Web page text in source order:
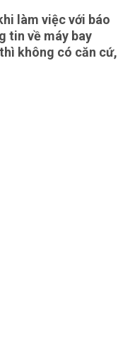
làm việc với báo
tin về máy bay
không có căn cứ,